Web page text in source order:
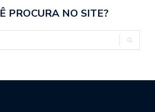
PROCURA NO SITE?